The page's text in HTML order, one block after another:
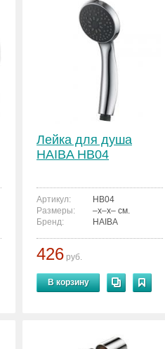
Лейка для душа
HAIBA HB04
Артикул:
HB04
Размеры:
–x–x– см.
Бренд:
HAIBA
426 руб.
В корзину